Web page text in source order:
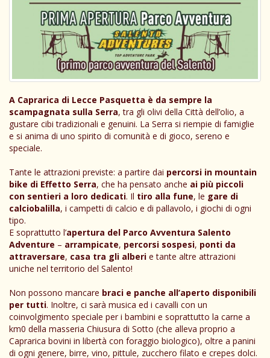
A Caprarica di Lecce Pasquetta è da sempre la
scampagnata sulla Serra, tra gli olivi della Città dell’olio, a
gustare cibi tradizionali e genuini. La Serra si riempie di famiglie
e si anima di uno spirito di comunità e di gioco, sereno e
speciale.
Tante le attrazioni previste: a partire dai percorsi in mountain
bike di Effetto Serra, che ha pensato anche ai più piccoli
con sentieri a loro dedicati. Il tiro alla fune, le gare di
calciobalilla, i campetti di calcio e di pallavolo, i giochi di ogni
tipo.
E soprattutto l’apertura del Parco Avventura Salento
Adventure – arrampicate, percorsi sospesi, ponti da
attraversare, casa tra gli alberi e tante altre attrazioni
uniche nel territorio del Salento!
Non possono mancare braci e panche all’aperto disponibili
per tutti. Inoltre, ci sarà musica ed i cavalli con un
coinvolgimento speciale per i bambini e soprattutto la carne a
km0 della masseria Chiusura di Sotto (che alleva proprio a
Caprarica bovini in libertà con foraggio biologico), oltre a panini
di ogni genere, birre, vino, pittule, zucchero filato e crepes dolci.